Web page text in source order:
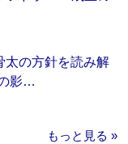
太の方針を読み解
影…
もっと見る »